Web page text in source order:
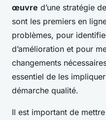
œuvre d’une stratégie de
sont les premiers en
problèmes, pour
d’amélioration et pour
changements
essentiel de les
démarche qualité.
Il est important de